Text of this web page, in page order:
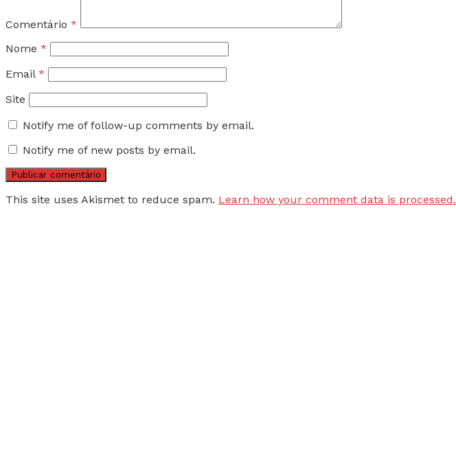
Comentário *
Nome *
Email *
Site
Notify me of follow-up comments by email.
Notify me of new posts by email.
This site uses Akismet to reduce spam. Learn how your comment data is processed.